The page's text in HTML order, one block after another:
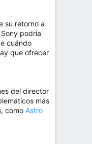
su retorno a
podría
cuándo
que ofrecer
del director
más
como Astro